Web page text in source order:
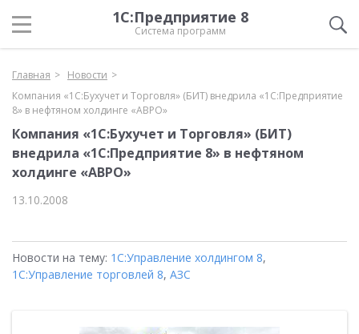
1С:Предприятие 8
Система программ
Главная
Новости
Компания «1С:Бухучет и Торговля» (БИТ) внедрила «1С:Предприятие
8» в нефтяном холдинге «АВРО»
Компания «1С:Бухучет и Торговля» (БИТ)
внедрила «1С:Предприятие 8» в нефтяном
холдинге «АВРО»
13.10.2008
Новости на тему: 1С:Управление холдингом 8,
1С:Управление торговлей 8, АЗС